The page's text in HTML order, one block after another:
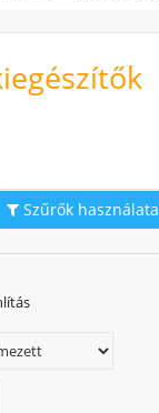
Szűrők használata